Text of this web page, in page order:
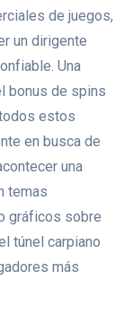
de juegos,
un dirigente
Una
bonus de spins
estos
en busca de
una
temas
gráficos sobre
túnel carpiano
más